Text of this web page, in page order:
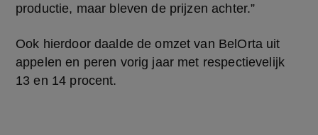
productie, maar bleven de prijzen achter.”
Ook hierdoor daalde de omzet van BelOrta uit
appelen en peren vorig jaar met respectievelijk
13 en 14 procent.